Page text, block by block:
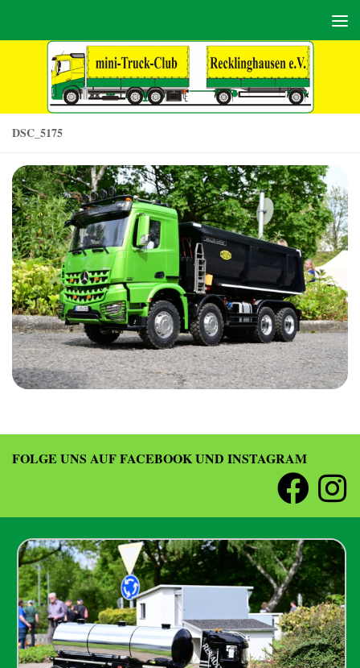
DSC_5175
FOLGE UNS AUF FACEBOOK UND INSTAGRAM